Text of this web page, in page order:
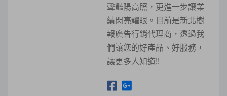
聲豔陽高照，更進一步讓業
績閃亮耀眼。目前是新北樹
報廣告行銷代理商，透過我
們讓您的好產品、好服務，
讓更多人知道!!